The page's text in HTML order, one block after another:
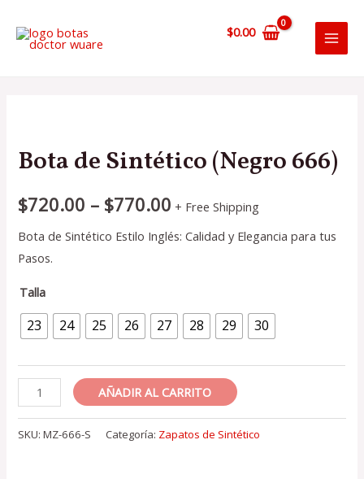
contenido
$0.00
Bota de Sintético (Negro 666)
$720.00 – $770.00 + Free Shipping
Bota de Sintético Estilo Inglés: Calidad y Elegancia para tus
Pasos.
Talla
23 24 25 26 27 28 29 30
Bota
de
Sintético
AÑADIR AL CARRITO
SKU:MZ-666-S Categoría: Zapatos de Sintético